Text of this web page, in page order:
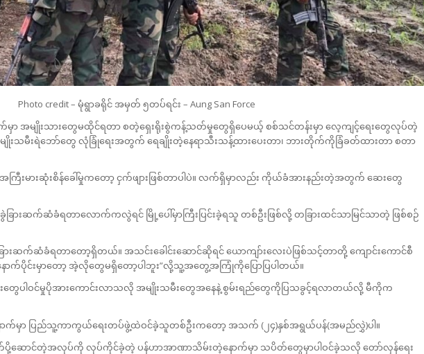
Photo credit – မုံရွာခရိုင် အမှတ် ၅တပ်ရင်း – Aung San Force
မှာ အမျိုးသားတွေမထိုင်ရတာ စတဲ့ရှေးရိုးစွဲကန့်သတ်မှုတွေရှိပေမယ့် စစ်သင်တန်းမှာ လေ့ကျင့်ရေးတွေလုပ်တဲ့
မျိုးသမီးရဲဘော်တွေ လုံခြုံရေးအတွက် ရေချိုးတဲ့နေရာသီးသန့်ထားပေးတာ၊ ဘားတိုက်ကိုခြံခတ်ထားတာ စတာ
းဆုံးစိန်ခေါ်မှုကတော့ ငှက်ဖျားဖြစ်တာပါပဲ။ လက်ရှိမှာလည်း ကိုယ်ခံအားနည်းတဲ့အတွက် ဆေးတွေ
ခြားဆက်ဆံခံရတာလောက်ကလွဲရင် မြို့ပေါ်မှာကြီးပြင်းခဲ့ရသူ တစ်ဦးဖြစ်လို့ တခြားထင်သာမြင်သာတဲ့ ဖြစ်စဉ်
ခြားဆက်ဆံခံရတာတော့ရှိတယ်။ အသင်းခေါင်းဆောင်ဆိုရင် ယောကျာ်းလေးပဲဖြစ်သင့်တာတို့ ကျောင်းကောင်စီ
ောက်ပိုင်းမှာတော့ အဲ့လိုတွေမရှိတော့ပါဘူး”လို့သူ့အတွေ့အကြုံကိုပြောပြပါတယ်။
းတွေပါဝင်မှုပိုအားကောင်းလာသလို အမျိုးသမီးတွေအနေနဲ့ စွမ်းရည်တွေကိုပြသခွင့်ရလာတယ်လို့ မီကိုက
ာက်မှာ ပြည်သူ့ကာကွယ်ရေးတပ်ဖွဲ့ထဲဝင်ခဲ့သူတစ်ဦးကတော့ အသက် (၂၄)နှစ်အရွယ်ပန်(အမည်လွှဲ)ပါ။
ပို့ဆောင်တဲ့အလုပ်ကို လုပ်ကိုင်ခဲ့တဲ့ ပန်ဟာအာဏာသိမ်းတဲ့နောက်မှာ သပိတ်တွေမှာပါဝင်ခဲ့သလို တော်လှန်ရေး